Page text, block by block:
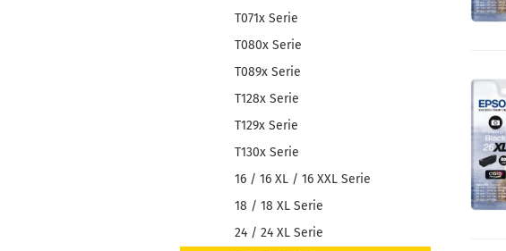
T071x Serie
T080x Serie
T089x Serie
T128x Serie
T129x Serie
T130x Serie
16 / 16 XL / 16 XXL Serie
18 / 18 XL Serie
24 / 24 XL Serie